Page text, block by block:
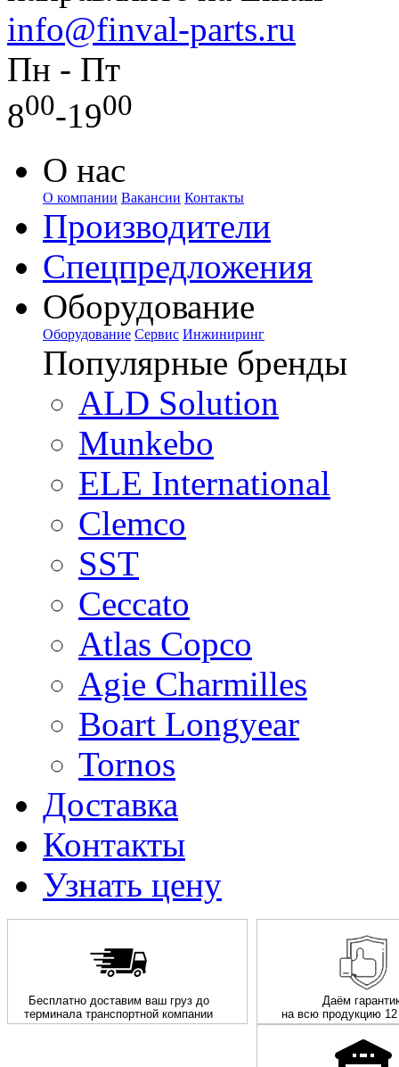
info@finval-parts.ru
Пн - Пт
800-1900
О нас
О компании Вакансии Контакты
Производители
Спецпредложения
Оборудование
Оборудование Сервис Инжиниринг
Популярные бренды
ALD Solution
Munkebo
ELE International
Clemco
SST
Ceccato
Atlas Copco
Agie Charmilles
Boart Longyear
Tornos
Доставка
Контакты
Узнать цену
Бесплатно доставим ваш груз до
терминала транспортной компании
Даём
на всю продукцию